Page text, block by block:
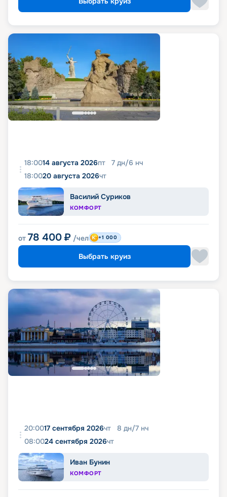
18:0014 августа 2026пт 7 дн/6 нч
18:0020 августа 2026чт
Василий Суриков
КОМФОРТ
от 78 400 ₽ /чел +1 000
Выбрать круиз
20:0017 сентября 2026чт 8 дн/7 нч
08:0024 сентября 2026чт
Иван Бунин
КОМФОРТ